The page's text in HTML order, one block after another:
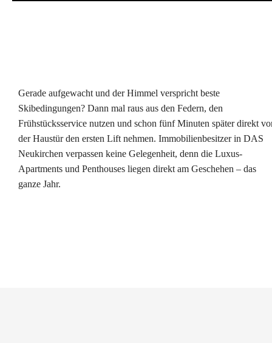
Gerade aufgewacht und der Himmel verspricht beste
Skibedingungen? Dann mal raus aus den Federn, den
Frühstücksservice nutzen und schon fünf Minuten später direkt
der Haustür den ersten Lift nehmen. Immobilienbesitzer in DAS
Neukirchen verpassen keine Gelegenheit, denn die Luxus-
Apartments und Penthouses liegen direkt am Geschehen – das
ganze Jahr.